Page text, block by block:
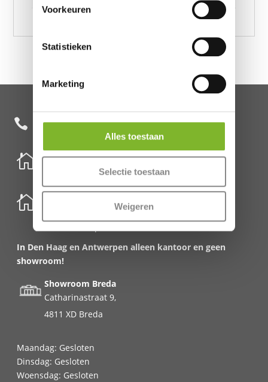
Voorkeuren
Statistieken
Marketing
Alles toestaan
Selectie toestaan
Weigeren
 +31 85 482 0020

Nederland
Schenkkade 50k
2595 AR Den Haag

In Den Haag en Antwerpen alleen kantoor en geen
showroom!
Showroom Breda
Catharinastraat 9,
4811 XD Breda
Maandag: Gesloten
Dinsdag: Gesloten
Woensdag: Gesloten